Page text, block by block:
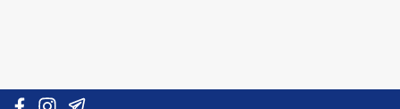
Vai al contenuto